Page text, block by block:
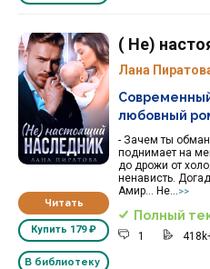
Читать
Купить 179 ₽
В библиотеку
( Не)
Лана
- Зачем ты
поднимает на
до дрожи от
ненависть.
Амир… Не...
>>
любовный
Полный
1